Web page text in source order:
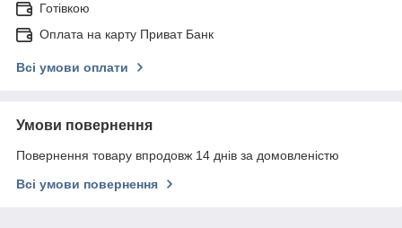
Готівкою
Оплата на карту Приват Банк
Всі умови оплати
Умови повернення
Повернення товару впродовж 14 днів за домовленістю
Всі умови повернення